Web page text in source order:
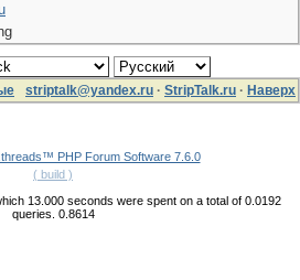
striptalk@yandex.ru · StripTalk.ru · Наверх
PHP Forum Software 7.6.0
( build )
13.000 seconds were spent on a total of 0.0192
queries. 0.8614